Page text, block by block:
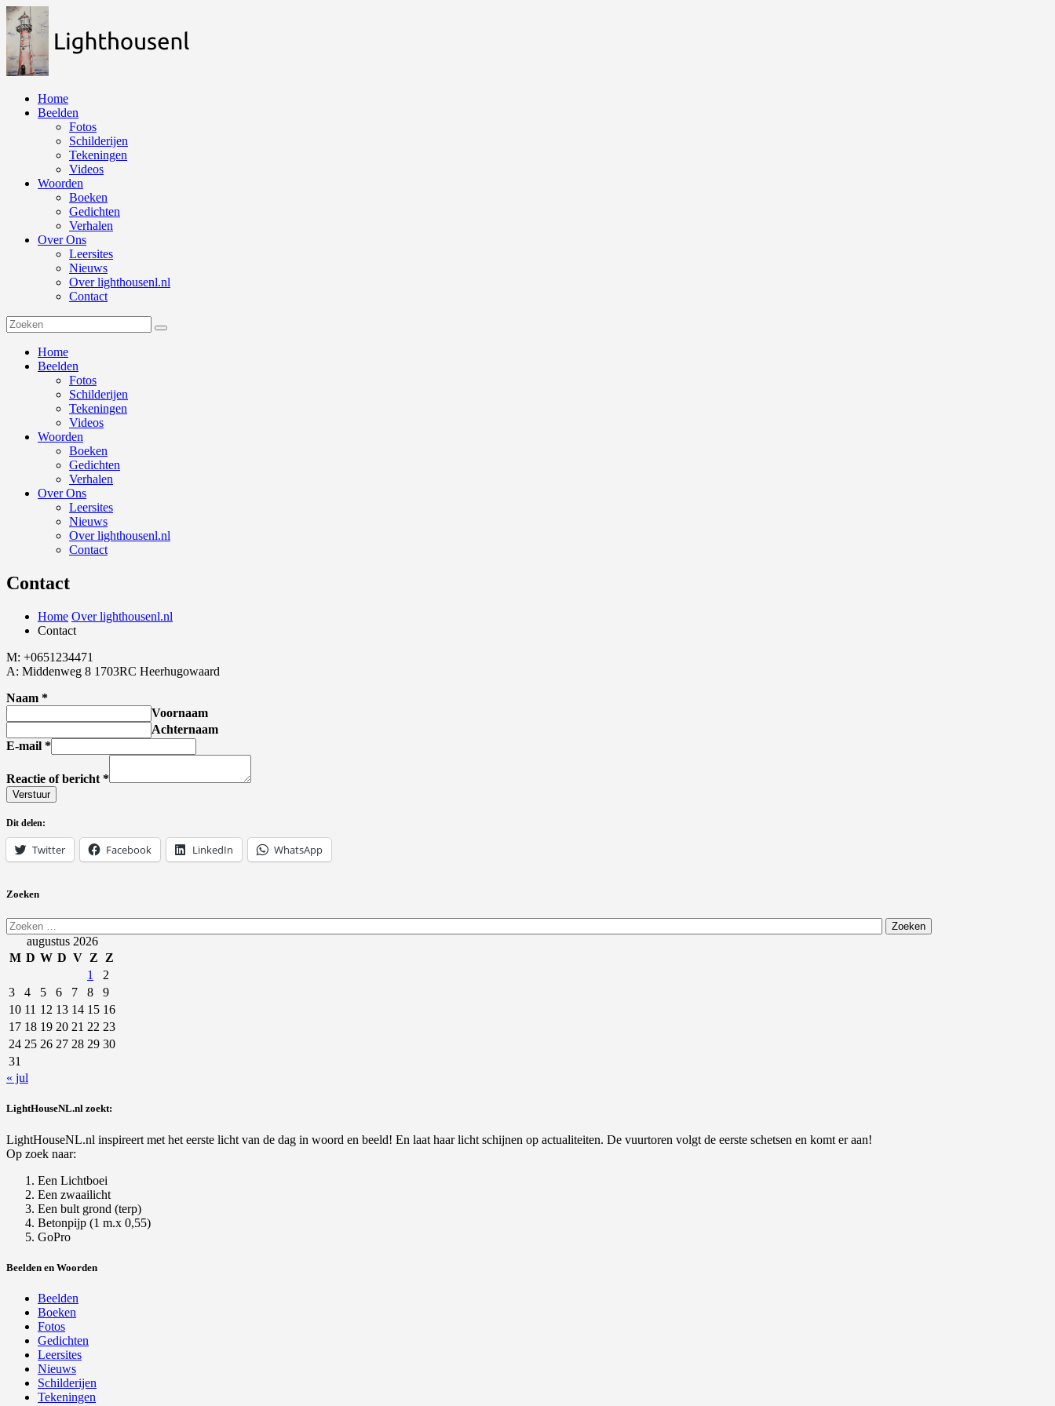
Naar
de
inhoud
springen
Home
Beelden
Fotos
Schilderijen
Tekeningen
Videos
Woorden
Boeken
Gedichten
Verhalen
Over Ons
Leersites
Nieuws
Over lighthousenl.nl
Contact
Home
Beelden
Fotos
Schilderijen
Tekeningen
Videos
Woorden
Boeken
Gedichten
Verhalen
Over Ons
Leersites
Nieuws
Over lighthousenl.nl
Contact
Contact
Home Over lighthousenl.nl
Contact
M: +0651234471
A: Middenweg 8 1703RC Heerhugowaard
Naam *
Voornaam
Achternaam
E-mail *
Reactie of bericht *
Verstuur
Dit delen:
Twitter Facebook LinkedIn WhatsApp
Zoeken
Zoeken
naar:augustus 2026
M D W D V Z
Z
1
2
3
4 5 6 7 8
9
10 11 12 13 14 15 16
17 18 19 20 21 22 23
24 25 26 27 28 29 30
31
« jul
LightHouseNL.nl zoekt:
LightHouseNL.nl inspireert met het eerste licht van de dag in woord en beeld! En laat haar licht schijnen op actualiteiten. De vuurtoren volgt de eerste schetsen en komt er aan!
Op zoek naar:
Een Lichtboei
Een zwaailicht
Een bult grond (terp)
Betonpijp (1 m.x 0,55)
GoPro
Beelden en Woorden
Beelden
Boeken
Fotos
Gedichten
Leersites
Nieuws
Schilderijen
Tekeningen